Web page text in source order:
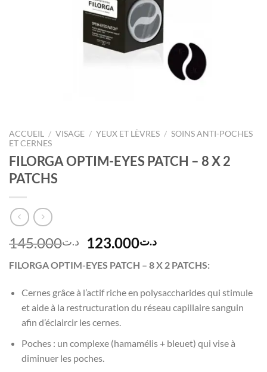
ACCUEIL / VISAGE / YEUX ET LÈVRES / SOINS ANTI-POCHES
ET CERNES
FILORGA OPTIM-EYES PATCH – 8 X 2
PATCHS
د.ت145.000
Le
initial
était :
د.ت145.000.
د.ت123.000
Le
actuel
est :
د.ت123.000.
FILORGA OPTIM-EYES PATCH – 8 X 2 PATCHS:
Cernes grâce à l’actif riche en polysaccharides qui stimule
et aide à la restructuration du réseau capillaire sanguin
afin d’éclaircir les cernes.
Poches : un complexe (hamamélis + bleuet) qui vise à
diminuer les poches.